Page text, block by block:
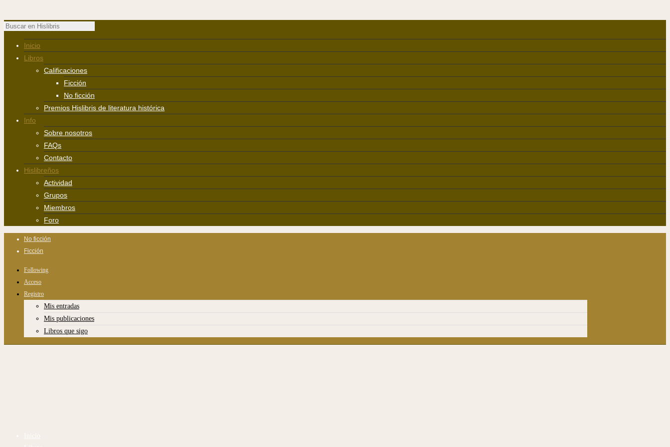
Inicio
Libros
Calificaciones
Ficción
No ficción
Premios Hislibris de literatura histórica
Info
Sobre nosotros
FAQs
Contacto
Hislibreños
Actividad
Grupos
Miembros
Foro
No ficción
Ficción
Following
Acceso
Registro
Mis entradas
Mis publicaciones
Libros que sigo
Inicio